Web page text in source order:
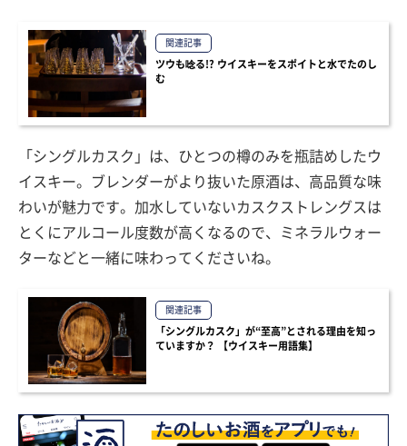
関連記事
ツウも唸る!? ウイスキーをスポイトと水でたのし
む
「シングルカスク」は、ひとつの樽のみを瓶詰めしたウ
イスキー。ブレンダーがより抜いた原酒は、高品質な味
わいが魅力です。加水していないカスクストレングスは
とくにアルコール度数が高くなるので、ミネラルウォー
ターなどと一緒に味わってくださいね。
関連記事
「シングルカスク」が“至高”とされる理由を知っ
ていますか？ 【ウイスキー用語集】